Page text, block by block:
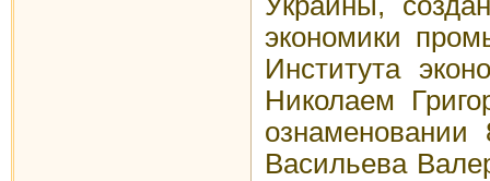
экономики
Института
Николаем
Васильева